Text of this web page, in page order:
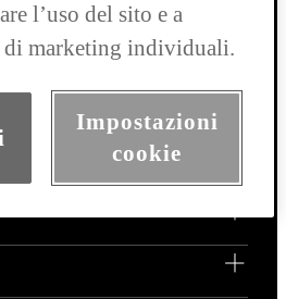
l’uso del sito e a
di marketing individuali.
Impostazioni
cookie